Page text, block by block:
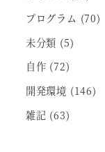
プログラム (70)
未分類 (5)
自作 (72)
開発環境 (146)
雑記 (63)